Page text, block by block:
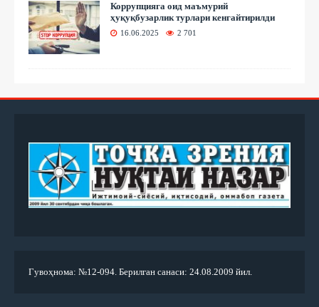
Коррупцияга оид маъмурий
ҳуқуқбузарлик турлари кенгайтирилди
16.06.2025 2 701
Гувоҳнома: №12-094. Берилган санаси: 24.08.2009 йил.